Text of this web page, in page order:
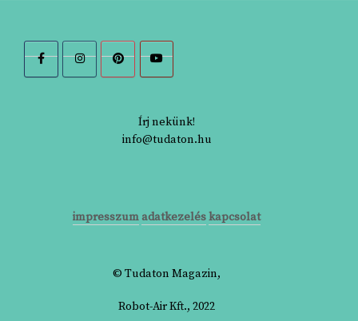
Írj nekünk!
info@tudaton.hu
impresszum adatkezeléskapcsolat
© Tudaton Magazin,
Robot-Air Kft., 2022